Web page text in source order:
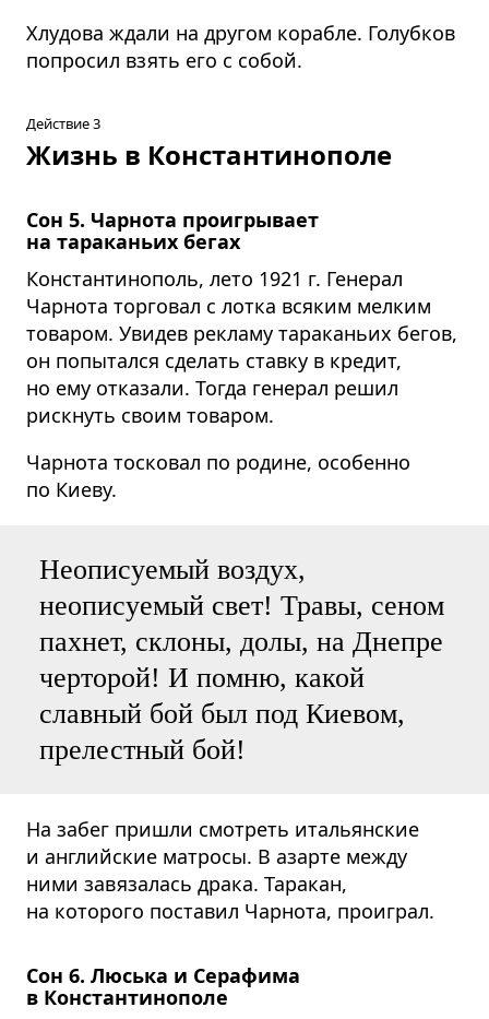
Хлудова ждали на другом корабле. Голубков
попросил взять его с собой.
Действие 3
Жизнь в Константинополе
Сон 5. Чарнота проигрывает
на тараканьих бегах
Константинополь, лето 1921 г. Генерал
Чарнота торговал с лотка всяким мелким
товаром. Увидев рекламу тараканьих бегов,
он попытался сделать ставку в кредит,
но ему отказали. Тогда генерал решил
рискнуть своим товаром.
Чарнота тосковал по родине, особенно
по Киеву.
Неописуемый воздух,
неописуемый свет! Травы, сеном
пахнет, склоны, долы, на Днепре
черторой! И помню, какой
славный бой был под Киевом,
прелестный бой!
На забег пришли смотреть итальянские
и английские матросы. В азарте между
ними завязалась драка. Таракан,
на которого поставил Чарнота, проиграл.
Сон 6. Люська и Серафима
в Константинополе